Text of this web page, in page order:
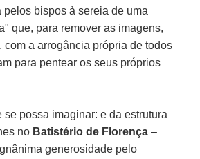
pelos bispos à sereia de uma
que, para remover as imagens,
com a arrogância própria de todos
para pentear os seus próprios
se possa imaginar: e da estrutura
no Batistério de Florença –
generosidade pelo